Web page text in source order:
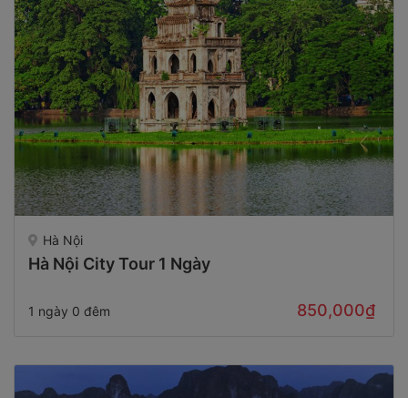
Hà Nội
Hà Nội City Tour 1 Ngày
1 ngày 0 đêm 850,000₫